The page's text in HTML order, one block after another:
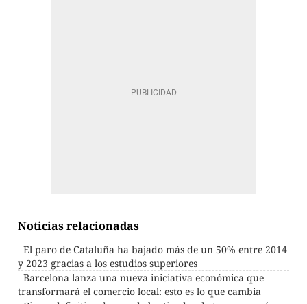
Noticias relacionadas
El paro de Cataluña ha bajado más de un 50% entre 2014
y 2023 gracias a los estudios superiores
Barcelona lanza una nueva iniciativa económica que
transformará el comercio local: esto es lo que cambia